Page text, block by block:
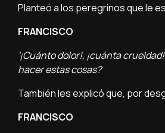
Planteó a los peregrinos que le
FRANCISCO
'¡Cuánto dolor!, ¡cuánta
hacer estas cosas?
También les explicó que, por
FRANCISCO